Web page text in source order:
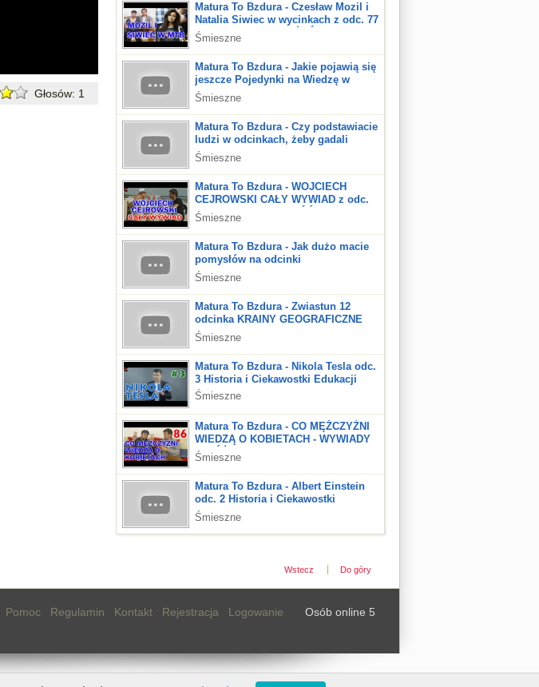
Głosów: 1
Matura To Bzdura - Czesław Mozil i
Natalia Siwiec w wycinkach z odc. 77
SEX ZWIĄZKI I MAŁŻEŃSTWA
(CZĘŚĆ 1)
Śmieszne
Matura To Bzdura - Jakie pojawią się
jeszcze Pojedynki na Wiedzę w
odcinkach MTB? 17 - Pytanie do
zespołu MTB
Śmieszne
Matura To Bzdura - Czy podstawiacie
ludzi w odcinkach, żeby gadali
bzdury? 14 - Pytanie do zespołu
MTB
Śmieszne
Matura To Bzdura - WOJCIECH
CEJROWSKI CAŁY WYWIAD z odc.
ZNANI POLACY (CZĘŚĆ 2)
Śmieszne
Matura To Bzdura - Jak dużo macie
pomysłów na odcinki
MaturaToBzdura? 9 - Pytanie do
zespołu MTB
Śmieszne
Matura To Bzdura - Zwiastun 12
odcinka KRAINY GEOGRAFICZNE
POLSKI - 7 STYCZNIA 2011
Śmieszne
Matura To Bzdura - Nikola Tesla odc.
3 Historia i Ciekawostki Edukacji
Śmieszne
Matura To Bzdura - CO MĘŻCZYŹNI
WIEDZĄ O KOBIETACH - WYWIADY
W ŁÓŻKU odc. 86
Śmieszne
Matura To Bzdura - Albert Einstein
odc. 2 Historia i Ciekawostki
Edukacji
Śmieszne
Wstecz Do góry
Pomoc Regulamin Kontakt Rejestracja Logowanie Osób online 5